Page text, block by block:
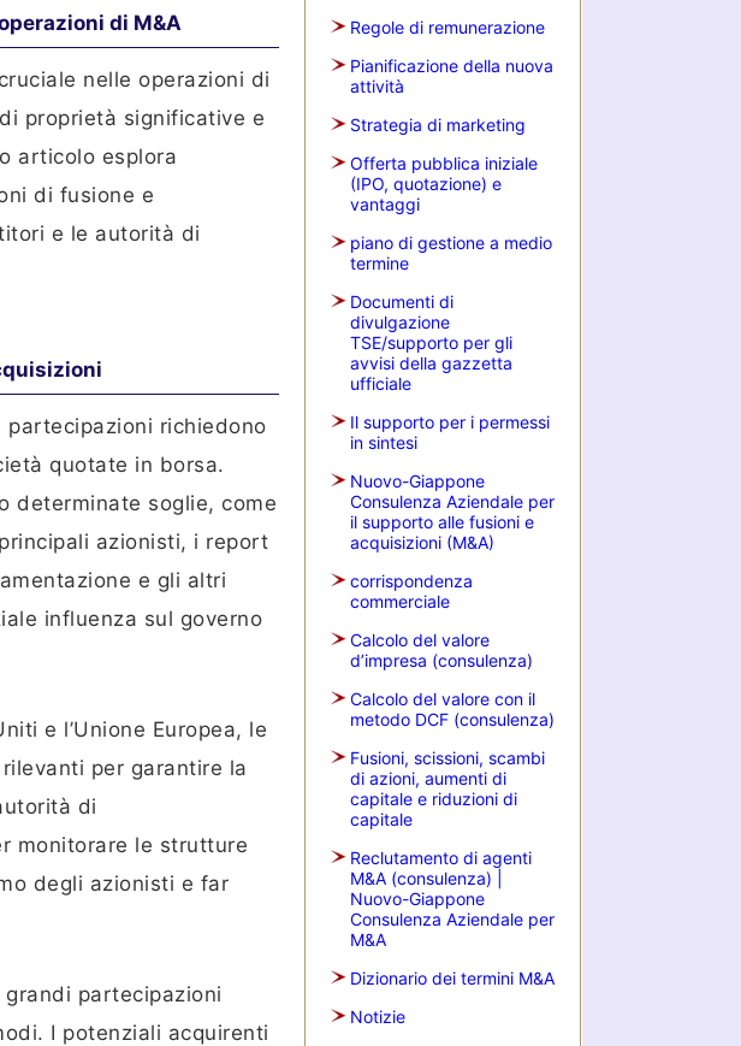
di M&A
nelle operazioni di
proprietà significative e
articolo esplora
di fusione e
e le autorità di
richiedono
quotate in borsa.
determinate soglie, come
azionisti, i report
e gli altri
influenza sul governo
e l’Unione Europea, le
per garantire la
di
monitorare le strutture
degli azionisti e far
partecipazioni
I potenziali acquirenti
Regole di remunerazione
Pianificazione della nuova
attività
Strategia di marketing
Offerta pubblica iniziale
(IPO, quotazione) e
vantaggi
piano di gestione a medio
termine
Documenti di
divulgazione
TSE/supporto per gli
avvisi della gazzetta
ufficiale
Il supporto per i permessi
in sintesi
Nuovo-Giappone
Consulenza Aziendale per
il supporto alle fusioni e
acquisizioni (M&A)
corrispondenza
commerciale
Calcolo del valore
d’impresa (consulenza)
Calcolo del valore con il
metodo DCF (consulenza)
Fusioni, scissioni, scambi
di azioni, aumenti di
capitale e riduzioni di
capitale
Reclutamento di agenti
M&A (consulenza) |
Nuovo-Giappone
Consulenza Aziendale per
M&A
Dizionario dei termini M&A
Notizie